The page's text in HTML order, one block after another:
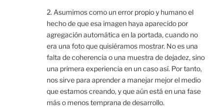
2. Asumimos como un error propio y humano el
hecho de que esa imagen haya aparecido por
agregación automática en la portada, cuando no
era una foto que quisiéramos mostrar. No es una
falta de coherencia o una muestra de dejadez, sino
una primera experiencia en un caso así. Por tanto,
nos sirve para aprender a manejar mejor el medio
que estamos creando, y que aún está en una fase
más o menos temprana de desarrollo.